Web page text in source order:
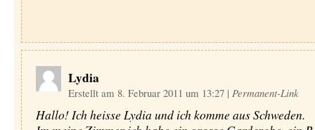
Lydia
Erstellt am 8. Februar 2011 um 13:27 | Permanent-Link
Hallo! Ich heisse Lydia und ich komme aus Schweden.